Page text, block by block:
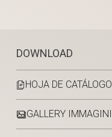
DOWNLOAD
HOJA DE CATÁLOGO
GALLERY IMMAGINI